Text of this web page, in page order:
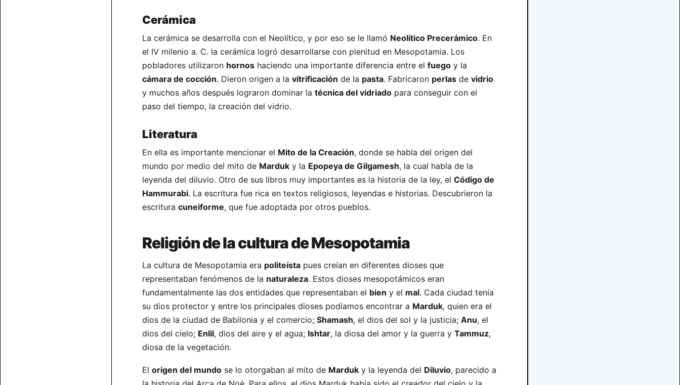
Cerámica
La cerámica se desarrolla con el Neolítico, y por eso se le llamó Neolítico Precerámico. En
el IV milenio a. C. la cerámica logró desarrollarse con plenitud en Mesopotamia. Los
pobladores utilizaron hornos haciendo una importante diferencia entre el fuego y la
cámara de cocción. Dieron origen a la vitrificación de la pasta. Fabricaron perlas de vidrio
y muchos años después lograron dominar la técnica del vidriado para conseguir con el
paso del tiempo, la creación del vidrio.
Literatura
En ella es importante mencionar el Mito de la Creación, donde se habla del origen del
mundo por medio del mito de Marduk y la Epopeya de Gilgamesh, la cual habla de la
leyenda del diluvio. Otro de sus libros muy importantes es la historia de la ley, el Código de
Hammurabi. La escritura fue rica en textos religiosos, leyendas e historias. Descubrieron la
escritura cuneiforme, que fue adoptada por otros pueblos.
Religión de la cultura de Mesopotamia
La cultura de Mesopotamia era politeísta pues creían en diferentes dioses que
representaban fenómenos de la naturaleza. Estos dioses mesopotámicos eran
fundamentalmente las dos entidades que representaban el bien y el mal. Cada ciudad tenía
su dios protector y entre los principales dioses podíamos encontrar a Marduk, quien era el
dios de la ciudad de Babilonia y el comercio; Shamash, el dios del sol y la justicia; Anu, el
dios del cielo; Enlil, dios del aire y el agua; Ishtar, la diosa del amor y la guerra y Tammuz,
diosa de la vegetación.
El origen del mundo se lo otorgaban al mito de Marduk y la leyenda del Diluvio, parecido a